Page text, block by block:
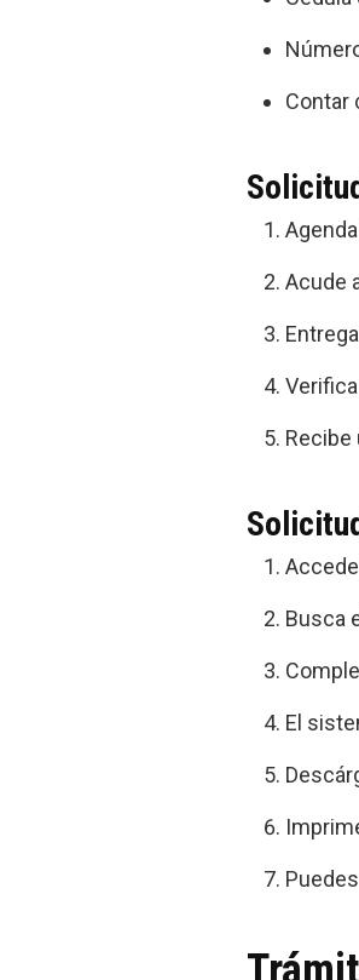
Contar
Acude
Recibe
Busca
El